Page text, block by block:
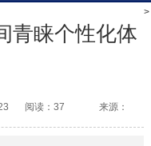
>
青睐个性化体
阅读：37 来源：